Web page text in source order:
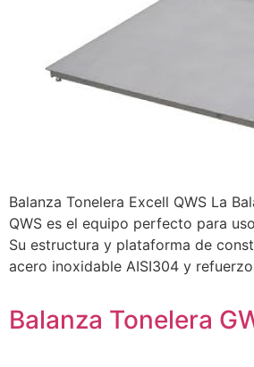
Balanza Tonelera Excell QWS La
QWS es el equipo perfecto para
Su estructura y plataforma de
acero inoxidable AISI304 y
Balanza Tonelera